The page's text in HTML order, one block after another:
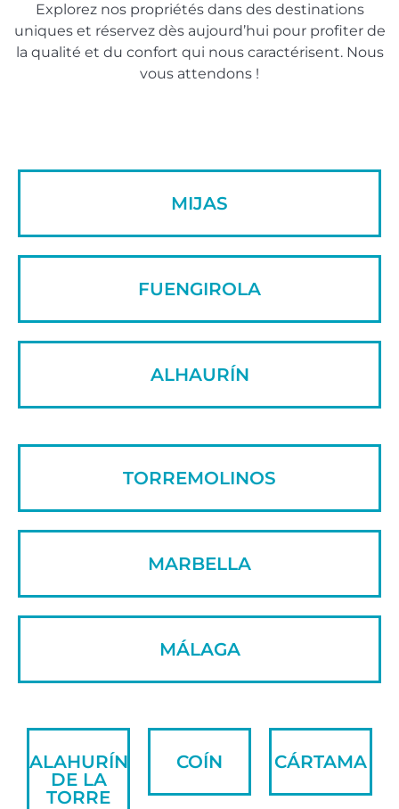
Explorez nos propriétés dans des destinations
uniques et réservez dès aujourd’hui pour profiter de
la qualité et du confort qui nous caractérisent. Nous
vous attendons !
MIJAS
FUENGIROLA
ALHAURÍN
TORREMOLINOS
MARBELLA
MÁLAGA
ALAHURÍN
DE LA
TORRE
COÍN CÁRTAMA